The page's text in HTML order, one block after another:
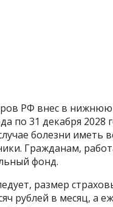
РФ внес в нижнюю
по 31 декабря
болезни иметь
Гражданам,
фонд.
размер
рублей в месяц, а